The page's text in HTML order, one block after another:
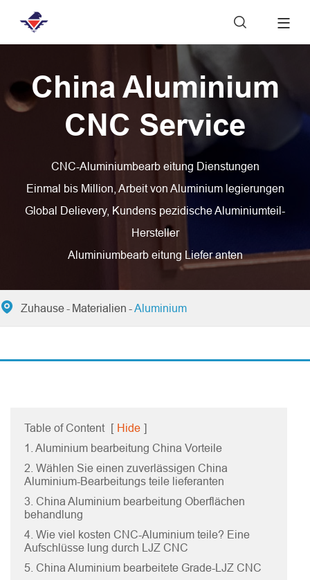

China Aluminium
CNC Service
CNC-Aluminiumbearb eitung Dienstungen
Einmal bis Million, Arbeit von Aluminium legierungen
Global Delievery, Kundens pezidische Aluminiumteil-
Hersteller
Aluminiumbearb eitung Liefer anten
 Zuhause Materialien Aluminium
Table of Content [ Hide ]
1. Aluminium bearbeitung China Vorteile
2. Wählen Sie einen zuverlässigen China
Aluminium-Bearbeitungs teile lieferanten
3. China Aluminium bearbeitung Oberflächen
behandlung
4. Wie viel kosten CNC-Aluminium teile? Eine
Aufschlüsse lung durch LJZ CNC
5. China Aluminium bearbeitete Grade-LJZ CNC